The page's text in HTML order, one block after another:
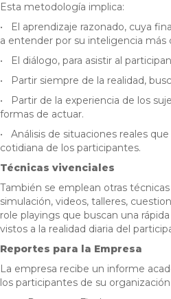
Esta metodología implica:
• El aprendizaje razonado, cuya
a entender por su inteligencia más
• El diálogo, para asistir al
• Partir siempre de la realidad,
• Partir de la experiencia de los
formas de actuar.
• Análisis de situaciones reales
cotidiana de los participantes.
Técnicas vivenciales
También se emplean otras
simulación, videos, talleres,
role playings que buscan una
vistos a la realidad diaria del
Reportes para la Empresa
La empresa recibe un informe
los participantes de su